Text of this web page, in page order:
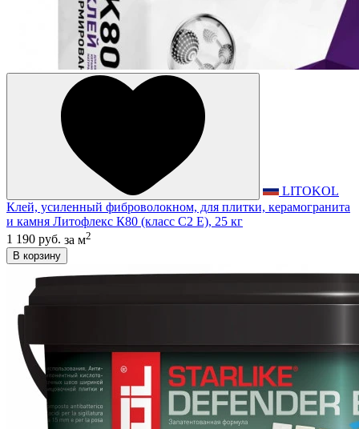
LITOKOL
Клей, усиленный фиброволокном, для плитки, керамогранита
и камня Литофлекс К80 (класс С2 E), 25 кг
1 190 руб. за м2
В корзину